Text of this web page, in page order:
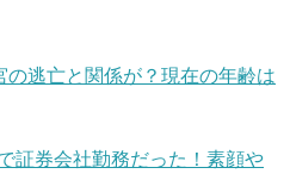
逃亡と関係が？現在の年齢は
証券会社勤務だった！素顔や